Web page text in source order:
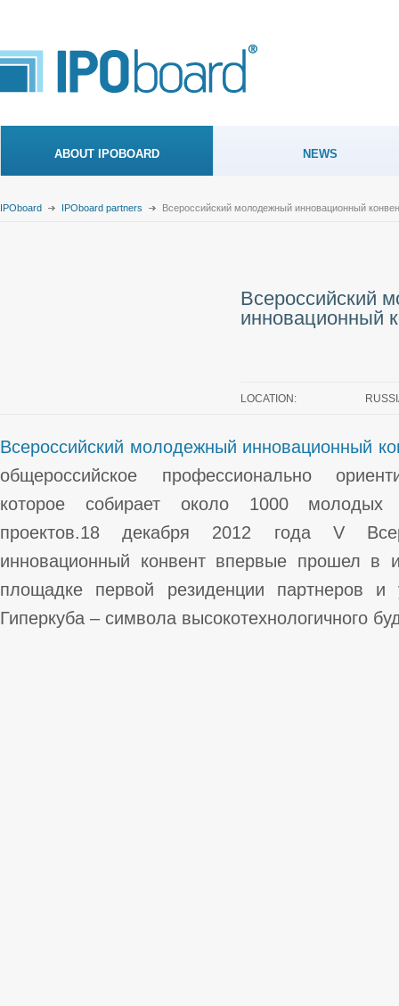
ABOUT IPOBOARD NEWS
IPOboard IPOboard partners Всероссийский молодежный инновационный
Всероссийский
инновационный
LOCATION:
Всероссийский молодежный инновационный
общероссийское профессионально
которое собирает около 1000 молодых
проектов.18 декабря 2012 года V
инновационный конвент впервые прошел в
площадке первой резиденции партнеров и
Гиперкуба – символа высокотехнологичного